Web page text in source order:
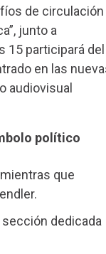
de circulación
junto a
15 participará del
en las
audiovisual
político
mientras que
sección dedicada